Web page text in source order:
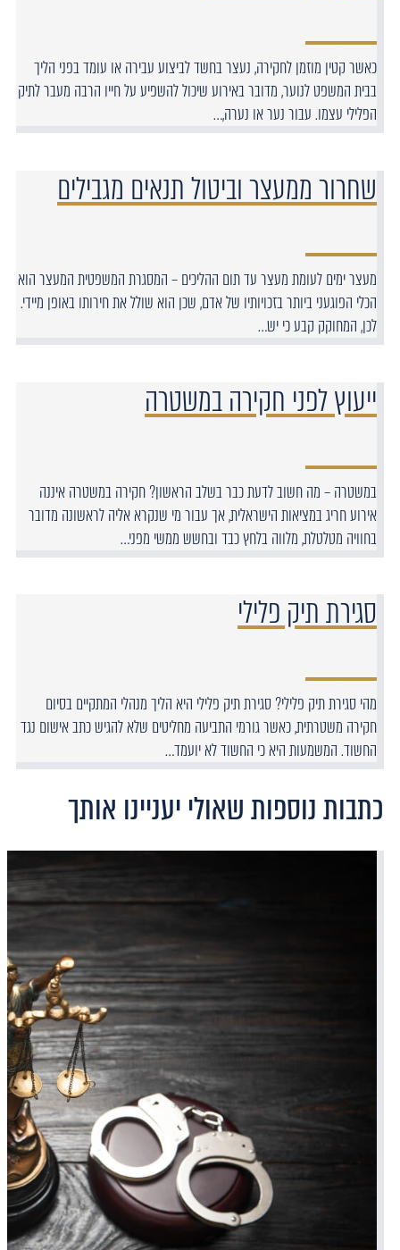
כאשר קטין מוזמן לחקירה, נעצר בחשד לביצוע עבירה או עומד בפני הליך
בבית המשפט לנוער, מדובר באירוע שיכול להשפיע על חייו הרבה מעבר לתיק
הפלילי עצמו. עבור נער או נערה,…
שחרור ממעצר וביטול תנאים מגבילים
מעצר ימים לעומת מעצר עד תום ההליכים – המסגרת המשפטית המעצר הוא
הכלי הפוגעני ביותר בזכויותיו של אדם, שכן הוא שולל את חירותו באופן מיידי.
לכן, המחוקק קבע כי יש…
ייעוץ לפני חקירה במשטרה
במשטרה – מה חשוב לדעת כבר בשלב הראשון? חקירה במשטרה איננה
אירוע חריג במציאות הישראלית, אך עבור מי שנקרא אליה לראשונה מדובר
בחוויה מטלטלת, מלווה בלחץ כבד ובחשש ממשי מפני…
סגירת תיק פלילי
מהי סגירת תיק פלילי? סגירת תיק פלילי היא הליך מנהלי המתקיים בסיום
חקירה משטרתית, כאשר גורמי התביעה מחליטים שלא להגיש כתב אישום נגד
החשוד. המשמעות היא כי החשוד לא יועמד…
כתבות נוספות שאולי יעניינו אותך